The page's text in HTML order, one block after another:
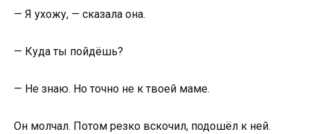
— Я ухожу, — сказала она.
— Куда ты пойдёшь?
— Не знаю. Но точно не к твоей маме.
Он молчал. Потом резко вскочил, подошёл к ней.